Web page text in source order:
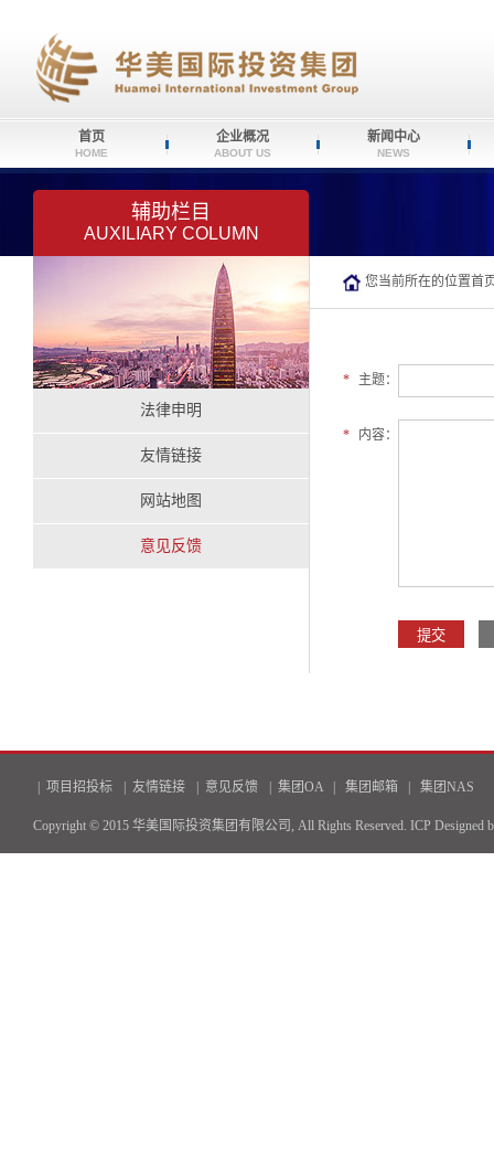
首页
HOME
企业概况
ABOUT US
新闻中心
NEWS
辅助栏目
AUXILIARY COLUMN
法律申明
友情链接
网站地图
意见反馈
您当前所在的位置首
* 主题：
* 内容：
项目招投标 友情链接 意见反馈 集团OA| 集团邮箱 集团NAS
Copyright © 2015 华美国际投资集团有限公司, All Rights Reserved. ICP Designed